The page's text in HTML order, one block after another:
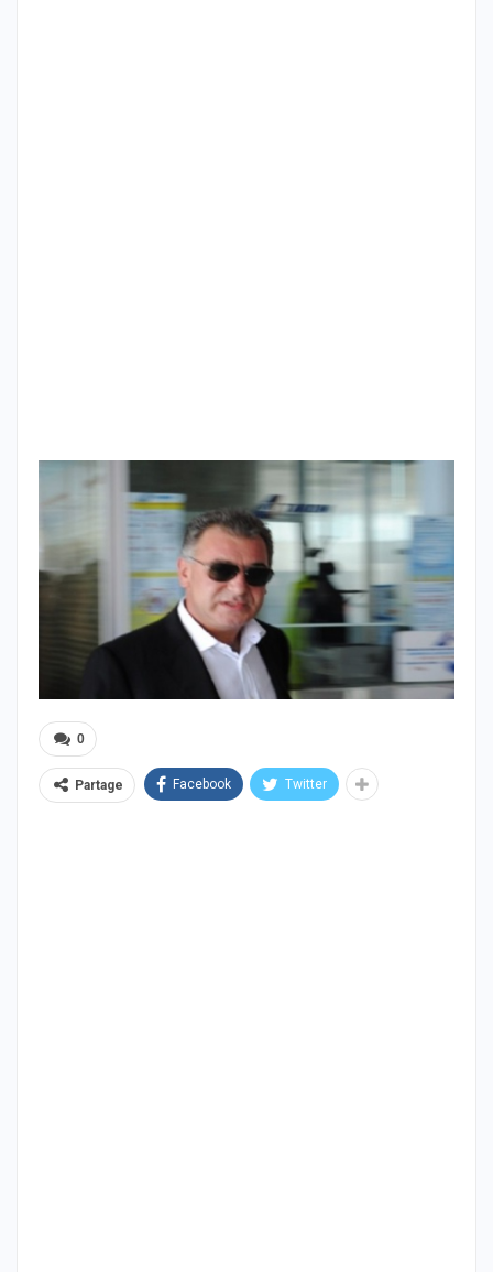
0
Partage Facebook Twitter